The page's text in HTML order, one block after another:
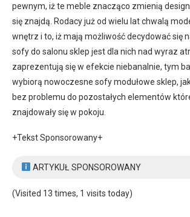
pewnym, iż te meble znacząco zmienią
się znajdą. Rodacy już od wielu lat chwalą
wnętrz i to, iż mają możliwość decydować się
sofy do salonu sklep jest dla nich nad wyraz
zaprezentują się w efekcie niebanalnie, tym
wybiorą nowoczesne sofy modułowe sklep,
bez problemu do pozostałych elementów
znajdowały się w pokoju.
+Tekst Sponsorowany+
ARTYKUŁ SPONSOROWANY
(Visited 13 times, 1 visits today)